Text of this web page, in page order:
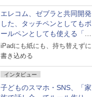
エレコム、ゼブラと共同開発
した、タッチペンとしてもボ
ールペンとしても使える「ス
タイラスツーウェイ」発売
iPadにも紙にも、持ち替えずに
書き込める
インタビュー
子どものスマホ・SNS、「家